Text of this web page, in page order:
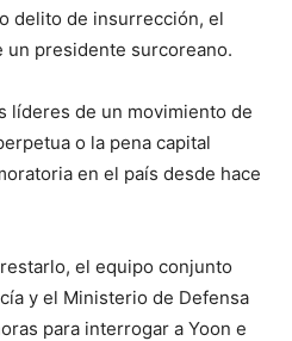
delito de insurrección, el
un presidente surcoreano.
líderes de un movimiento de
o la pena capital
en el país desde hace
el equipo conjunto
y el Ministerio de Defensa
para interrogar a Yoon e